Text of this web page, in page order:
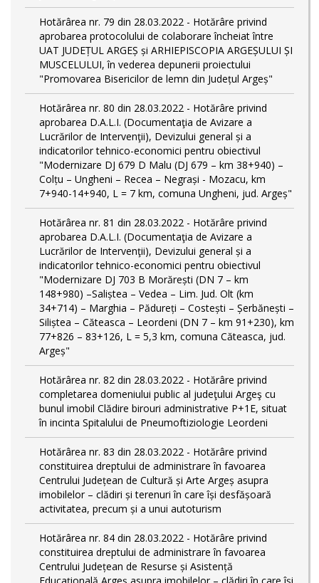
Hotărârea nr. 79 din 28.03.2022 - Hotărâre privind
aprobarea protocolului de colaborare încheiat între
UAT JUDEȚUL ARGEȘ și ARHIEPISCOPIA ARGEȘULUI ȘI
MUSCELULUI, în vederea depunerii proiectului
"Promovarea Bisericilor de lemn din Județul Argeș"
Hotărârea nr. 80 din 28.03.2022 - Hotărâre privind
aprobarea D.A.L.I. (Documentaţia de Avizare a
Lucrărilor de Intervenţii), Devizului general și a
indicatorilor tehnico-economici pentru obiectivul
"Modernizare DJ 679 D Malu (DJ 679 – km 38+940) –
Colțu – Ungheni – Recea – Negrași - Mozacu, km
7+940-14+940, L = 7 km, comuna Ungheni, jud. Argeș"
Hotărârea nr. 81 din 28.03.2022 - Hotărâre privind
aprobarea D.A.L.I. (Documentaţia de Avizare a
Lucrărilor de Intervenţii), Devizului general și a
indicatorilor tehnico-economici pentru obiectivul
"Modernizare DJ 703 B Morărești (DN 7 – km
148+980) –Saliștea – Vedea – Lim. Jud. Olt (km
34+714) – Marghia – Pădureți – Costești – Șerbănești –
Siliștea – Căteasca – Leordeni (DN 7 – km 91+230), km
77+826 – 83+126, L = 5,3 km, comuna Căteasca, jud.
Argeș"
Hotărârea nr. 82 din 28.03.2022 - Hotărâre privind
completarea domeniului public al judeţului Argeş cu
bunul imobil Clădire birouri administrative P+1E, situat
în incinta Spitalului de Pneumoftiziologie Leordeni
Hotărârea nr. 83 din 28.03.2022 - Hotărâre privind
constituirea dreptului de administrare în favoarea
Centrului Județean de Cultură și Arte Argeș asupra
imobilelor – clădiri și terenuri în care își desfășoară
activitatea, precum și a unui autoturism
Hotărârea nr. 84 din 28.03.2022 - Hotărâre privind
constituirea dreptului de administrare în favoarea
Centrului Județean de Resurse și Asistență